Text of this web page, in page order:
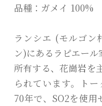
品種：ガメイ 100%
ランシエ (モルゴン
ン)にあるラピエール
所有する、花崗岩を
られています。ト
70年で、SO2を使用